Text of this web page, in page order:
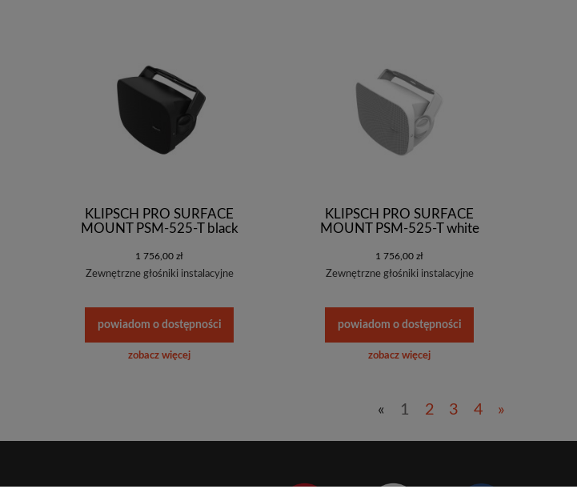
KLIPSCH PRO SURFACE
MOUNT PSM-525-T black
1 756,00 zł
Zewnętrzne głośniki instalacyjne
powiadom o dostępności
zobacz więcej
KLIPSCH PRO SURFACE
MOUNT PSM-525-T white
1 756,00 zł
Zewnętrzne głośniki instalacyjne
powiadom o dostępności
zobacz więcej
« 1 2 3 4 »